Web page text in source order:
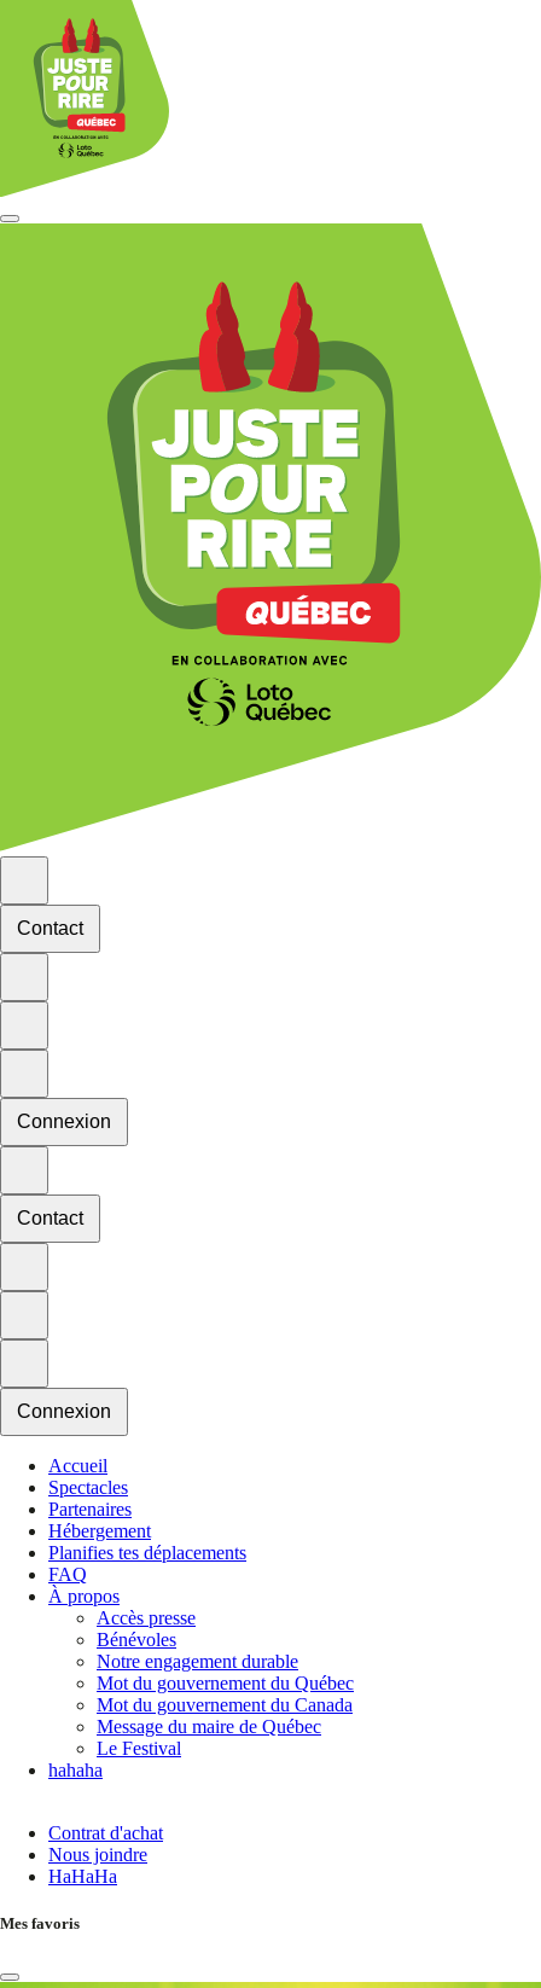
Contact
Connexion
Contact
Connexion
Accueil
Spectacles
Partenaires
Hébergement
Planifies tes déplacements
FAQ
À propos
Accès presse
Bénévoles
Notre engagement durable
Mot du gouvernement du Québec
Mot du gouvernement du Canada
Message du maire de Québec
Le Festival
hahaha
Contrat d'achat
Nous joindre
HaHaHa
Mes favoris